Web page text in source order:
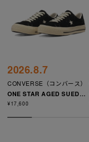
2026.8.7
CONVERSE（コンバース）
ONE STAR AGED SUEDE
AG
¥17,600